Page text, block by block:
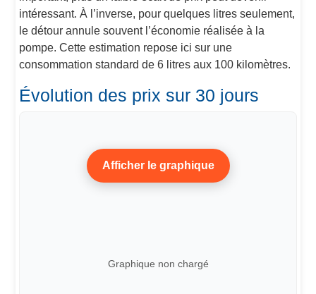
intéressant. À l’inverse, pour quelques litres seulement,
le détour annule souvent l’économie réalisée à la
pompe. Cette estimation repose ici sur une
consommation standard de 6 litres aux 100 kilomètres.
Évolution des prix sur 30 jours
Afficher le graphique
Graphique non chargé